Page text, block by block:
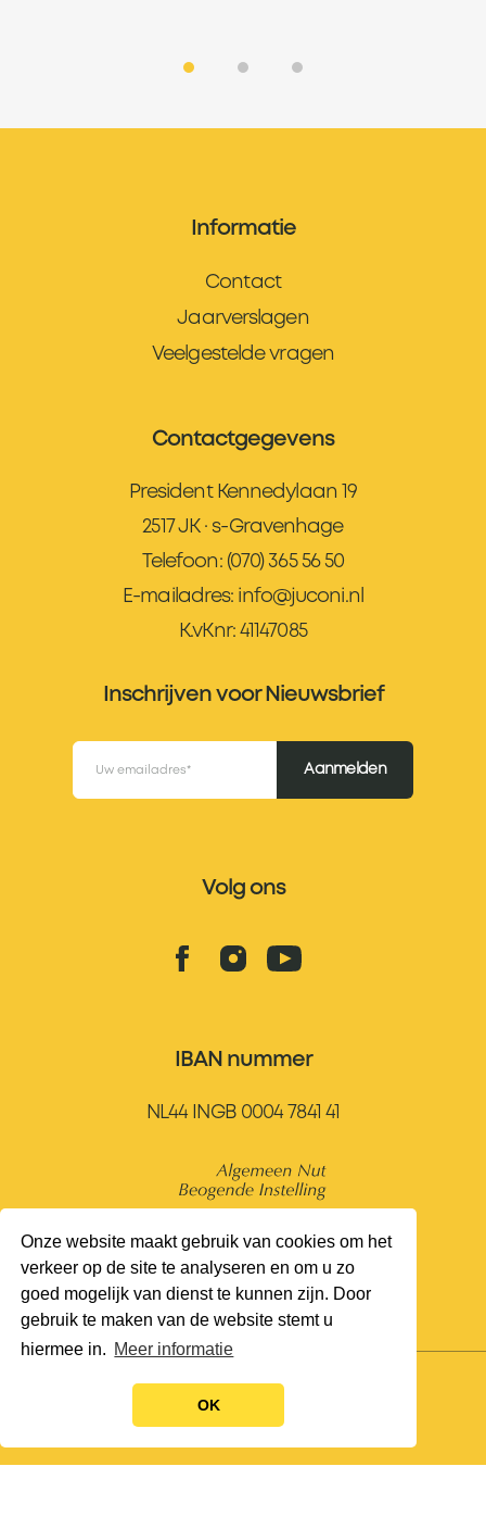
Onze website maakt gebruik van cookies om het
verkeer op de site te analyseren en om u zo
goed mogelijk van dienst te kunnen zijn. Door
gebruik te maken van de website stemt u
hiermee in. Meer informatie
OK
Informatie
Contact
Jaarverslagen
Veelgestelde vragen
Contactgegevens
President Kennedylaan 19
2517 JK · s-Gravenhage
Telefoon: (070) 365 56 50
E-mailadres: info@juconi.nl
K.vKnr: 41147085
Inschrijven voor Nieuwsbrief
Aanmelden
Volg ons
IBAN nummer
NL44 INGB 0004 7841 41